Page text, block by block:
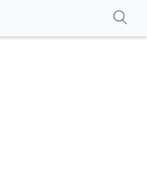
વધુ